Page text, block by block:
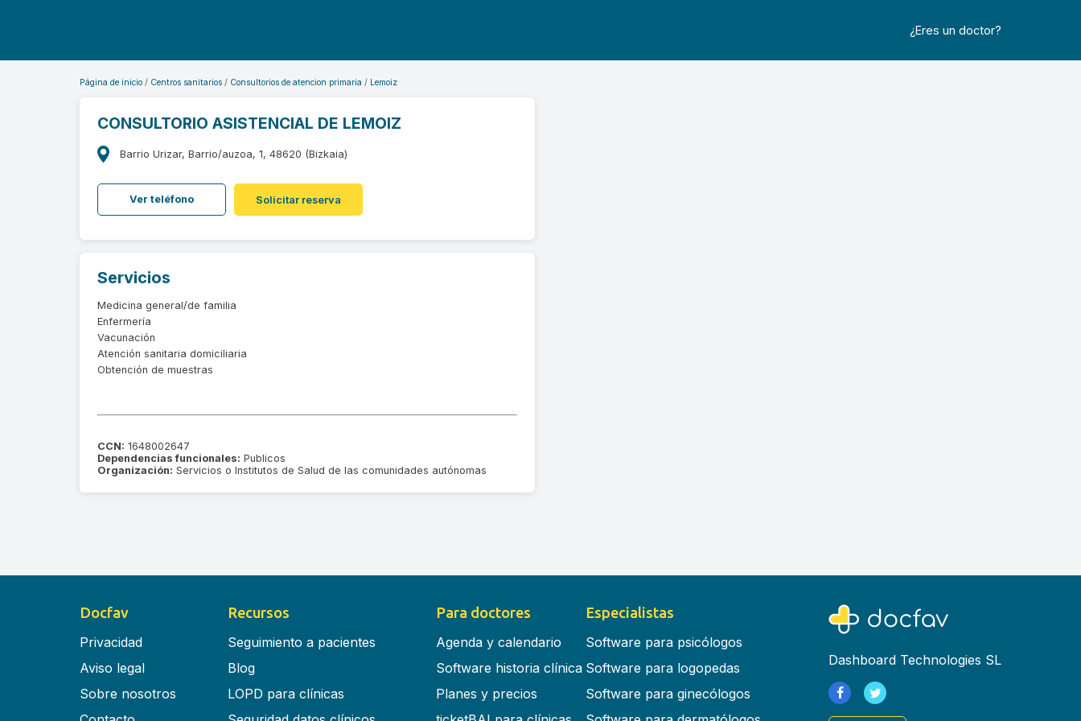
¿Eres un doctor?
Página de inicio Centros sanitarios Consultorios de atencion primaria Lemoiz
CONSULTORIO ASISTENCIAL DE LEMOIZ
Barrio Urizar, Barrio/auzoa, 1, 48620 (Bizkaia)
Ver teléfono Solicitar reserva
Servicios
Medicina general/de familia
Enfermería
Vacunación
Atención sanitaria domiciliaria
Obtención de muestras
CCN: 1648002647
Dependencias funcionales: Publicos
Organización: Servicios o Institutos de Salud de las comunidades autónomas
Docfav
Privacidad
Aviso legal
Sobre nosotros
Recursos
Seguimiento a pacientes
Blog
LOPD para clínicas
Para doctores
Agenda y calendario
Software historia clínica
Planes y precios
Especialistas
Software para psicólogos
Software para logopedas
Software para ginecólogos
Dashboard Technologies SL